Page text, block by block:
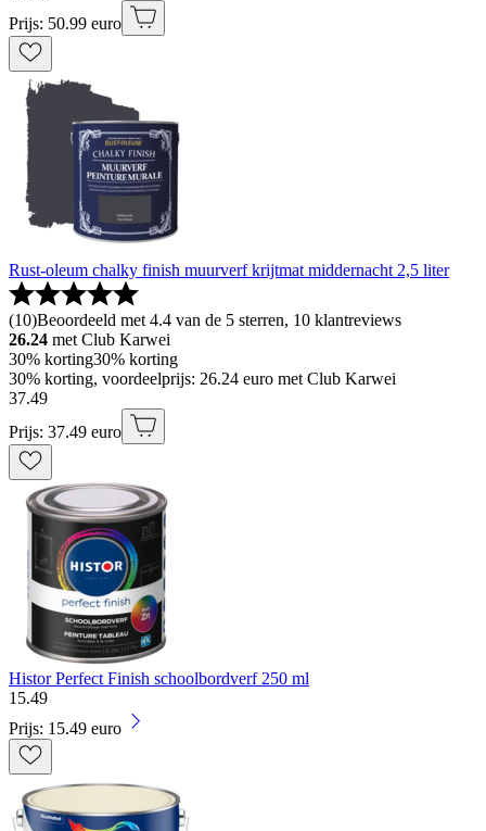
Prijs: 50.99 euro
Rust-oleum chalky finish muurverf krijtmat middernacht 2,5 liter
(10)Beoordeeld met 4.4 van de 5 sterren, 10 klantreviews
26.24 met Club Karwei
30% korting30% korting
30% korting, voordeelprijs: 26.24 euro met Club Karwei
37.49
Prijs: 37.49 euro
Histor Perfect Finish schoolbordverf 250 ml
15.49
Prijs: 15.49 euro